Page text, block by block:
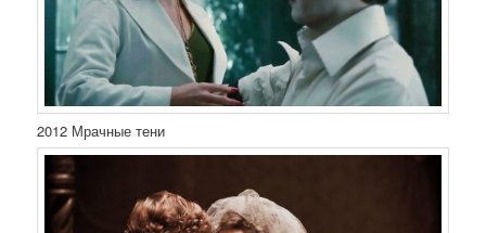
2012 Мрачные тени